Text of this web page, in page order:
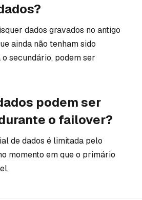
dados gravados no antigo
ainda não tenham sido
secundário, podem ser
podem ser
o failover?
de dados é limitada pelo
momento em que o primário